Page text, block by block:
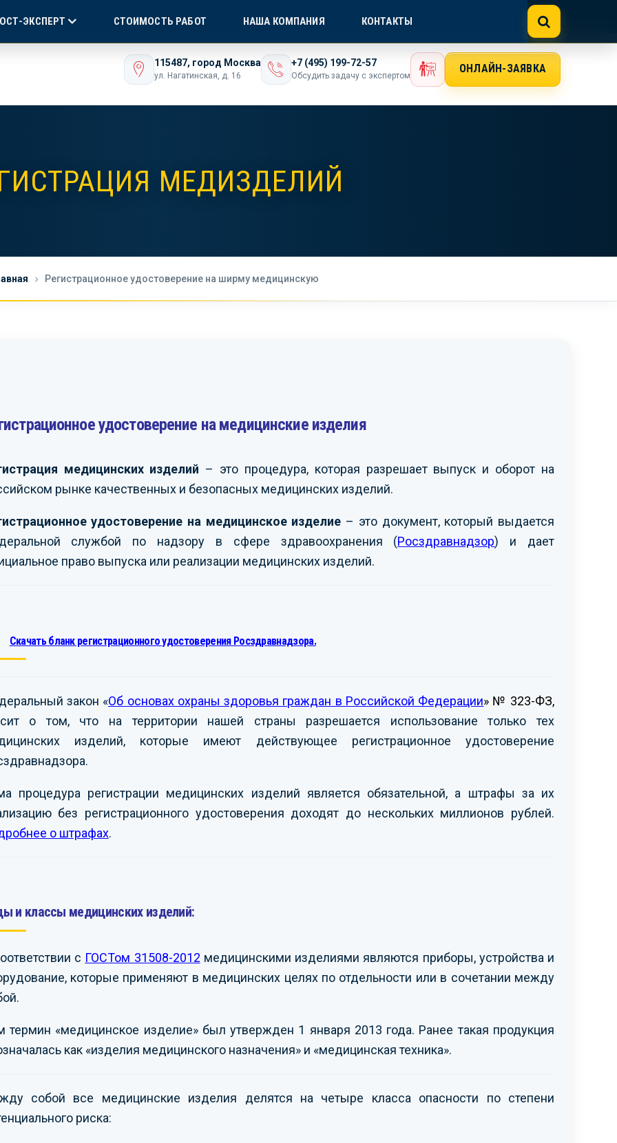
бизнеса
ONLINE@GOSTEXPERT.COM
115487, город Москва
ул. Нагатинская, д. 16
+7 (495) 199-72-57
Обсудить задачу с экспертом
ОНЛАЙН-ЗАЯВКА
ЭКСПЕРТ СТОИМОСТЬ РАБОТ НАША КОМПАНИЯ КОНТАКТЫ
МЕДИЗДЕЛИЙ
Регистрационное удостоверение на ширму медицинскую
вас за
по сертификации
техрегламенов
союза.
на дальнейшее
-
Мы получили большое
удовольствие от совместной
рекомендовать вас как
надежного и
профессионального
сертификации и
АО ИК «ЗИОМАР»-
Считаем возможным
заинтересованным
компаниям. Рассчитываем
на дальнейшую
вами.
ПАО «МЕЧЕЛ»
Ершов С.Ф.
сертификации продукции,
провозимой на территорию
взаимовыгодное
сотрудничество.
удостоверение на медицинские изделия
медицинских изделий – это процедура, которая разрешает выпуск и оборот на
рынке качественных и безопасных медицинских изделий.
удостоверение на медицинское изделие – это документ, который выдается
службой по надзору в сфере здравоохранения (Росздравнадзор) и дает
право выпуска или реализации медицинских изделий.
Скачать бланк регистрационного удостоверения Росздравнадзора.
закон «Об основах охраны здоровья граждан в Российской Федерации» № 323-ФЗ,
о том, что на территории нашей страны разрешается использование только тех
изделий, которые имеют действующее регистрационное удостоверение
процедура регистрации медицинских изделий является обязательной, а штрафы за их
без регистрационного удостоверения доходят до нескольких миллионов рублей.
о штрафах.
и классы медицинских изделий:
с ГОСТом 31508-2012 медицинскими изделиями являются приборы, устройства и
которые применяют в медицинских целях по отдельности или в сочетании между
термин «медицинское изделие» был утвержден 1 января 2013 года. Ранее такая продукция
как «изделия медицинского назначения» и «медицинская техника».
собой все медицинские изделия делятся на четыре класса опасности по степени
риска: